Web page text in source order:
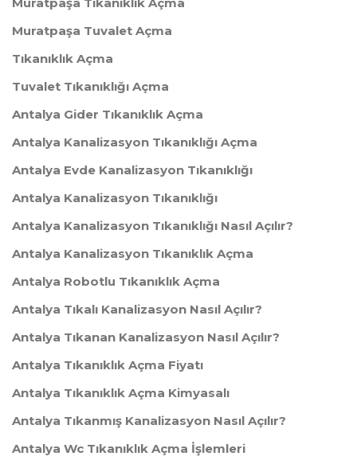
Muratpaşa Tuvalet Açma
Tıkanıklık Açma
Tuvalet Tıkanıklığı Açma
Antalya Gider Tıkanıklık Açma
Antalya Kanalizasyon Tıkanıklığı Açma
Antalya Evde Kanalizasyon Tıkanıklığı
Antalya Kanalizasyon Tıkanıklığı
Antalya Kanalizasyon Tıkanıklığı Nasıl Açılır?
Antalya Kanalizasyon Tıkanıklık Açma
Antalya Robotlu Tıkanıklık Açma
Antalya Tıkalı Kanalizasyon Nasıl Açılır?
Antalya Tıkanan Kanalizasyon Nasıl Açılır?
Antalya Tıkanıklık Açma Fiyatı
Antalya Tıkanıklık Açma Kimyasalı
Antalya Tıkanmış Kanalizasyon Nasıl Açılır?
Antalya Wc Tıkanıklık Açma İşlemleri